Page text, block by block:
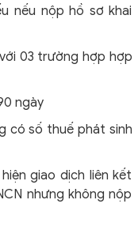
nếu nộp hồ sơ khai
03 trường hợp hợp
ngày
có số thuế phát sinh
giao dịch liên kết
nhưng không nộp